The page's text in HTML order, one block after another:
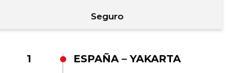
Seguro
1 ESPAÑA – YAKARTA